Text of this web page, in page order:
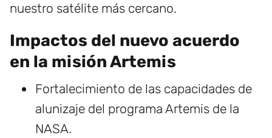
nuestro satélite más cercano.
Impactos del nuevo acuerdo
en la misión Artemis
Fortalecimiento de las capacidades de
alunizaje del programa Artemis de la
NASA.